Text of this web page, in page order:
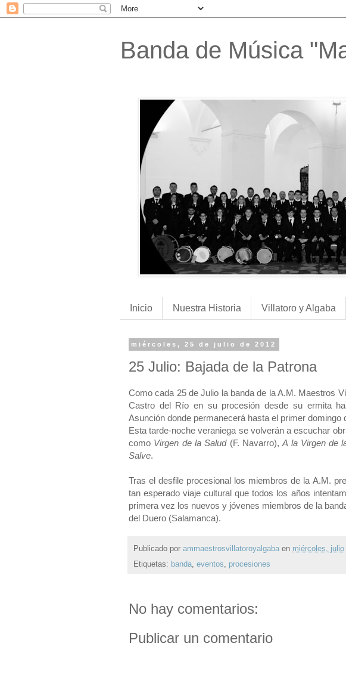
Banda de Música
Inicio Nuestra Historia Villatoro y Algaba
miércoles, 25 de julio de 2012
25 Julio: Bajada de la Patrona
Como cada 25 de Julio la banda de la A.M. Maestros
Castro del Río en su procesión desde su ermita
Asunción donde permanecerá hasta el primer domingo
Esta tarde-noche veraniega se volverán a escuchar
como Virgen de la Salud(F. Navarro),A la Virgen de
Salve.
Tras el desfile procesional los miembros de la A.M.
tan esperado viaje cultural que todos los años
primera vez los nuevos y jóvenes miembros de la
del Duero (Salamanca).
Publicado por ammaestrosvillatoroyalgaba en miércoles,
Etiquetas: banda, eventos, procesiones
No hay comentarios:
Publicar un comentario